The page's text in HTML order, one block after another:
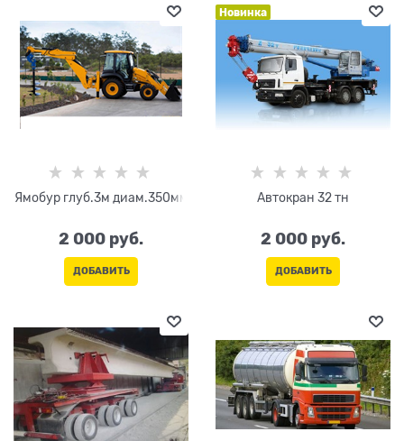
Ямобур глуб.3м диам.350мм
2 000 руб.
ДОБАВИТЬ
Новинка
Автокран 32 тн
2 000 руб.
ДОБАВИТЬ